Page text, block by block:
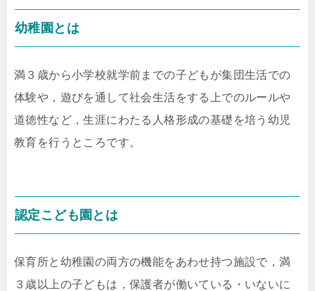
幼稚園とは
満３歳から小学校就学前までの子どもが集団生活での
体験や，遊びを通して社会生活をする上でのルールや
道徳性など，生涯にわたる人格形成の基礎を培う幼児
教育を行うところです。
認定こども園とは
保育所と幼稚園の両方の機能をあわせ持つ施設で，満
３歳以上の子どもは，保護者が働いている・いないに